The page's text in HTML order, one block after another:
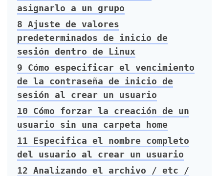
asignarlo a un grupo
8 Ajuste de valores
predeterminados de inicio de
sesión dentro de Linux
9 Cómo especificar el vencimiento
de la contraseña de inicio de
sesión al crear un usuario
10 Cómo forzar la creación de un
usuario sin una carpeta home
11 Especifica el nombre completo
del usuario al crear un usuario
12 Analizando el archivo / etc /